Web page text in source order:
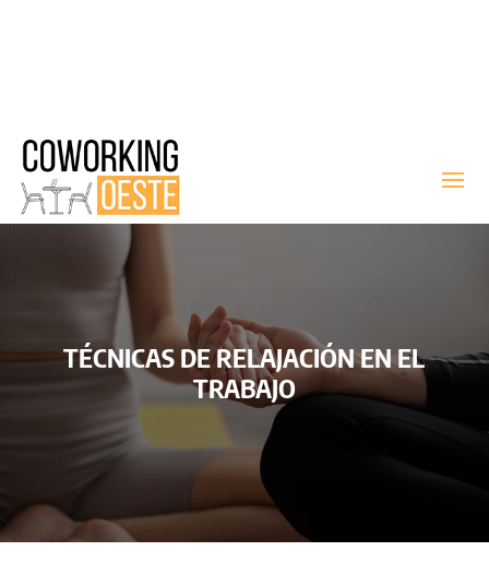
TÉCNICAS DE RELAJACIÓN EN EL
TRABAJO